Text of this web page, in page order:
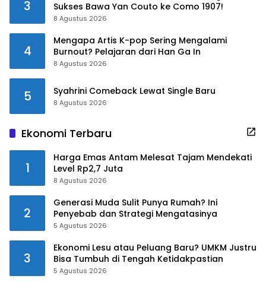
3
Sukses Bawa Yan Couto ke Como 1907!
8 Agustus 2026
4
Mengapa Artis K-pop Sering Mengalami
Burnout? Pelajaran dari Han Ga In
8 Agustus 2026
5 Syahrini Comeback Lewat Single Baru
8 Agustus 2026
Ekonomi Terbaru
1
Harga Emas Antam Melesat Tajam Mendekati
Level Rp2,7 Juta
8 Agustus 2026
2
Generasi Muda Sulit Punya Rumah? Ini
Penyebab dan Strategi Mengatasinya
5 Agustus 2026
3
Ekonomi Lesu atau Peluang Baru? UMKM Justru
Bisa Tumbuh di Tengah Ketidakpastian
5 Agustus 2026